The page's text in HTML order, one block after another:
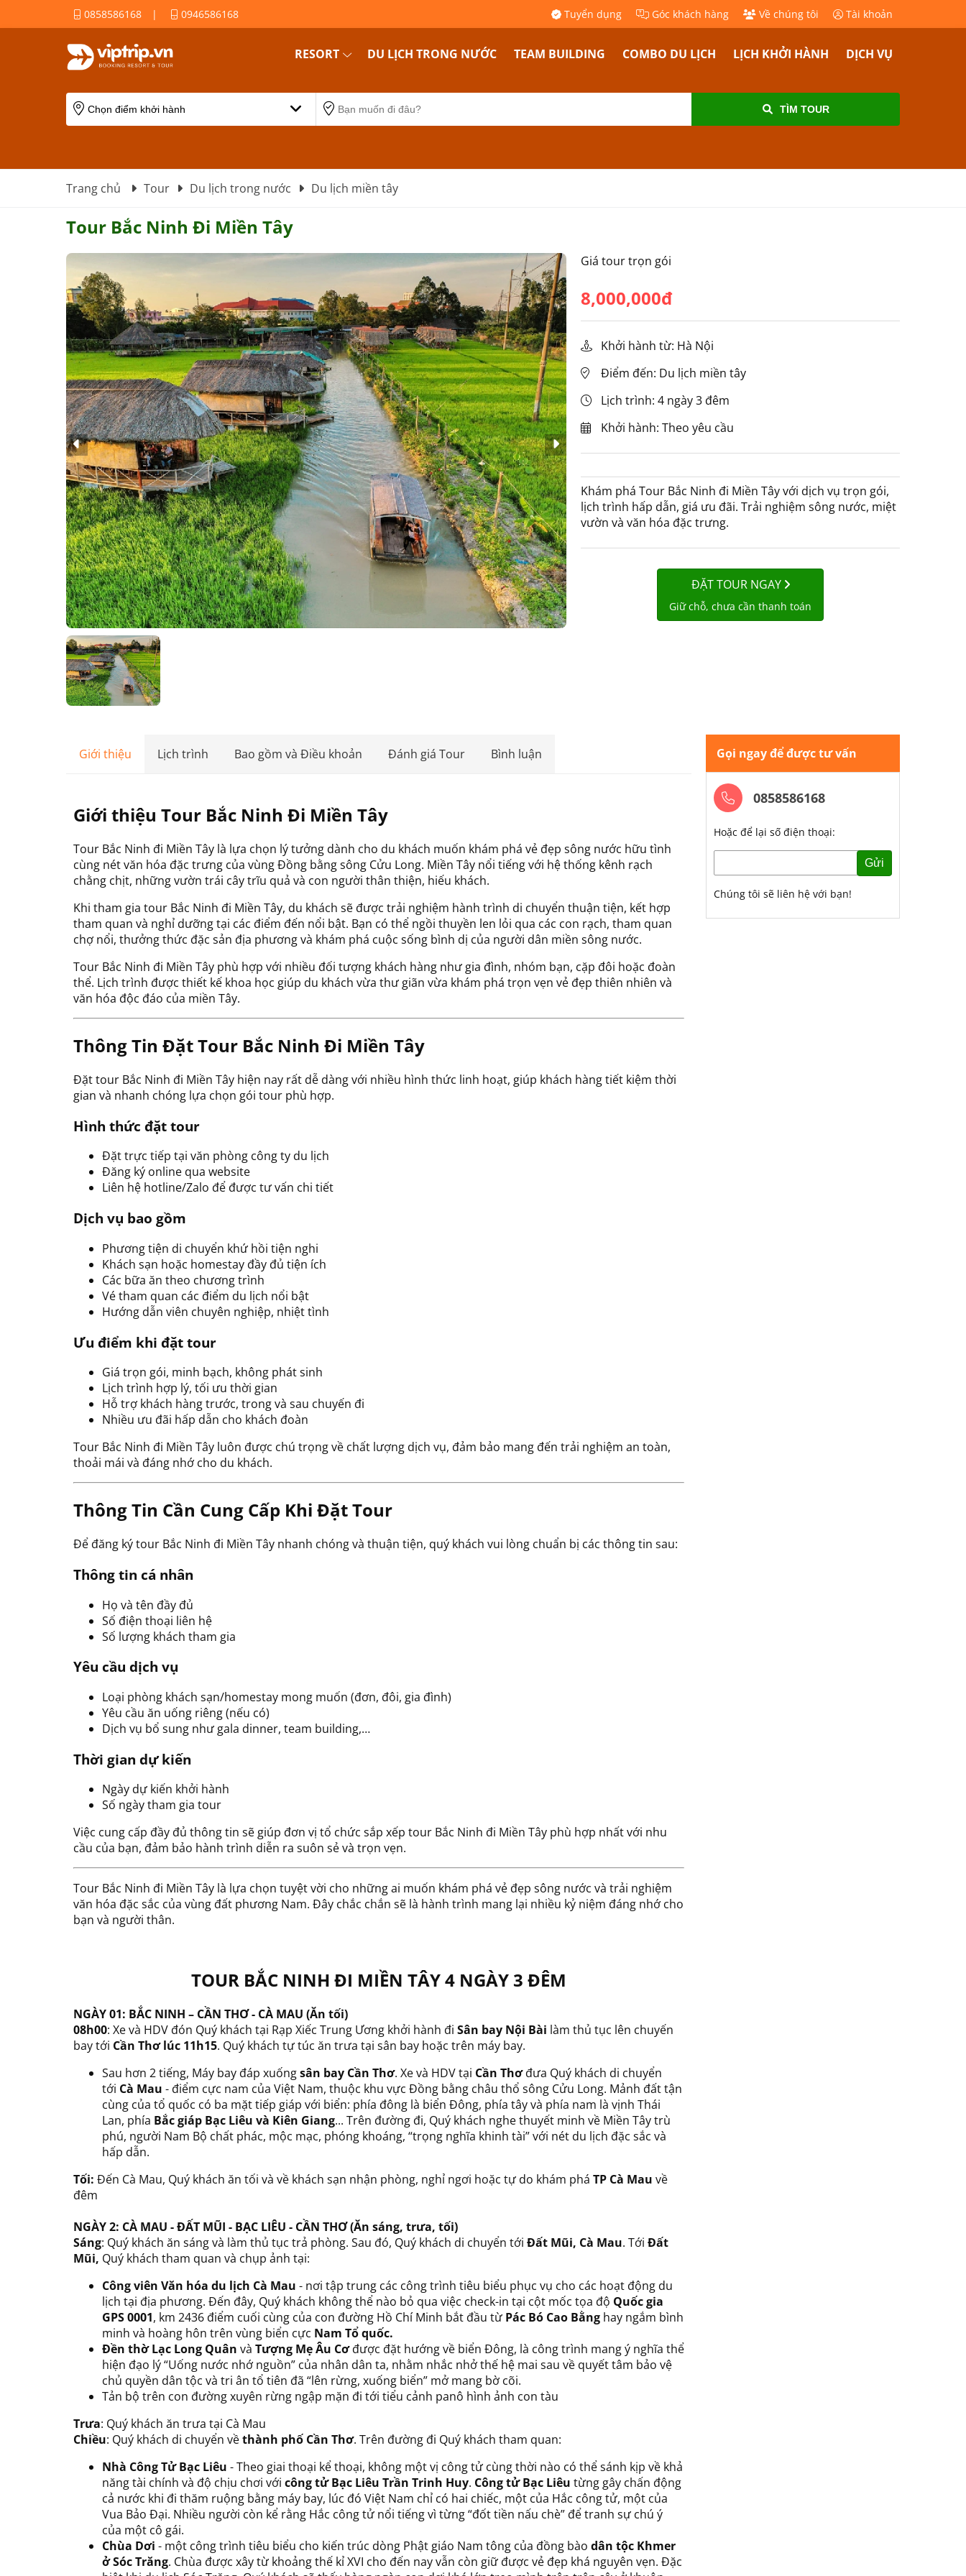
0858586168 | 0946586168 Tuyển dụng Góc khách hàng Về chúng tôi Tài khoản
RESORT DU LỊCH TRONG NƯỚC TEAM BUILDING COMBO DU LỊCH LỊCH KHỞI HÀNH DỊCH VỤ
TÌM TOUR
Trang chủ Tour Du lịch trong nước Du lịch miền tây
Tour Bắc Ninh Đi Miền Tây
Giá tour trọn gói
8,000,000đ
Khởi hành từ: Hà Nội
Điểm đến: Du lịch miền tây
Lịch trình: 4 ngày 3 đêm
Khởi hành: Theo yêu cầu
Khám phá Tour Bắc Ninh đi Miền Tây với dịch vụ trọn gói,
lịch trình hấp dẫn, giá ưu đãi. Trải nghiệm sông nước, miệt
vườn và văn hóa đặc trưng.
ĐẶT TOUR NGAY
Giữ chỗ, chưa cần thanh toán
Giới thiệu Lịch trình Bao gồm và Điều khoản Đánh giá Tour Bình luận
Giới thiệu Tour Bắc Ninh Đi Miền Tây
Tour Bắc Ninh đi Miền Tây là lựa chọn lý tưởng dành cho du khách muốn khám phá vẻ đẹp sông nước hữu tình
cùng nét văn hóa đặc trưng của vùng Đồng bằng sông Cửu Long. Miền Tây nổi tiếng với hệ thống kênh rạch
chằng chịt, những vườn trái cây trĩu quả và con người thân thiện, hiếu khách.
Khi tham gia tour Bắc Ninh đi Miền Tây, du khách sẽ được trải nghiệm hành trình di chuyển thuận tiện, kết hợp
tham quan và nghỉ dưỡng tại các điểm đến nổi bật. Bạn có thể ngồi thuyền len lỏi qua các con rạch, tham quan
chợ nổi, thưởng thức đặc sản địa phương và khám phá cuộc sống bình dị của người dân miền sông nước.
Tour Bắc Ninh đi Miền Tây phù hợp với nhiều đối tượng khách hàng như gia đình, nhóm bạn, cặp đôi hoặc đoàn
thể. Lịch trình được thiết kế khoa học giúp du khách vừa thư giãn vừa khám phá trọn vẹn vẻ đẹp thiên nhiên và
văn hóa độc đáo của miền Tây.
Thông Tin Đặt Tour Bắc Ninh Đi Miền Tây
Đặt tour Bắc Ninh đi Miền Tây hiện nay rất dễ dàng với nhiều hình thức linh hoạt, giúp khách hàng tiết kiệm thời
gian và nhanh chóng lựa chọn gói tour phù hợp.
Hình thức đặt tour
Đặt trực tiếp tại văn phòng công ty du lịch
Đăng ký online qua website
Liên hệ hotline/Zalo để được tư vấn chi tiết
Dịch vụ bao gồm
Phương tiện di chuyển khứ hồi tiện nghi
Khách sạn hoặc homestay đầy đủ tiện ích
Các bữa ăn theo chương trình
Vé tham quan các điểm du lịch nổi bật
Hướng dẫn viên chuyên nghiệp, nhiệt tình
Ưu điểm khi đặt tour
Giá trọn gói, minh bạch, không phát sinh
Lịch trình hợp lý, tối ưu thời gian
Hỗ trợ khách hàng trước, trong và sau chuyến đi
Nhiều ưu đãi hấp dẫn cho khách đoàn
Tour Bắc Ninh đi Miền Tây luôn được chú trọng về chất lượng dịch vụ, đảm bảo mang đến trải nghiệm an toàn,
thoải mái và đáng nhớ cho du khách.
Thông Tin Cần Cung Cấp Khi Đặt Tour
Để đăng ký tour Bắc Ninh đi Miền Tây nhanh chóng và thuận tiện, quý khách vui lòng chuẩn bị các thông tin sau:
Thông tin cá nhân
Họ và tên đầy đủ
Số điện thoại liên hệ
Số lượng khách tham gia
Yêu cầu dịch vụ
Loại phòng khách sạn/homestay mong muốn (đơn, đôi, gia đình)
Yêu cầu ăn uống riêng (nếu có)
Dịch vụ bổ sung như gala dinner, team building,…
Thời gian dự kiến
Ngày dự kiến khởi hành
Số ngày tham gia tour
Việc cung cấp đầy đủ thông tin sẽ giúp đơn vị tổ chức sắp xếp tour Bắc Ninh đi Miền Tây phù hợp nhất với nhu
cầu của bạn, đảm bảo hành trình diễn ra suôn sẻ và trọn vẹn.
Tour Bắc Ninh đi Miền Tây là lựa chọn tuyệt vời cho những ai muốn khám phá vẻ đẹp sông nước và trải nghiệm
văn hóa đặc sắc của vùng đất phương Nam. Đây chắc chắn sẽ là hành trình mang lại nhiều kỷ niệm đáng nhớ cho
bạn và người thân.
TOUR BẮC NINH ĐI MIỀN TÂY 4 NGÀY 3 ĐÊM
NGÀY 01: BẮC NINH – CẦN THƠ - CÀ MAU (Ăn tối)
08h00: Xe và HDV đón Quý khách tại Rạp Xiếc Trung Ương khởi hành đi Sân bay Nội Bài làm thủ tục lên chuyến
bay tới Cần Thơ lúc 11h15. Quý khách tự túc ăn trưa tại sân bay hoặc trên máy bay.
Sau hơn 2 tiếng, Máy bay đáp xuốngsân bay Cần Thơ. Xe và HDV tại Cần Thơđưa Quý khách di chuyển
tới Cà Mau - điểm cực nam của Việt Nam, thuộc khu vực Đồng bằng châu thổ sông Cửu Long. Mảnh đất tận
cùng của tổ quốc có ba mặt tiếp giáp với biển: phía đông là biển Đông, phía tây và phía nam là vịnh Thái
Lan, phía Bắc giáp Bạc Liêu và Kiên Giang... Trên đường đi, Quý khách nghe thuyết minh về Miền Tây trù
phú, người Nam Bộ chất phác, mộc mạc, phóng khoáng, “trọng nghĩa khinh tài” với nét du lịch đặc sắc và
hấp dẫn.
Tối: Đến Cà Mau, Quý khách ăn tối và về khách sạn nhận phòng, nghỉ ngơi hoặc tự do khám phá TP Cà Mau về
đêm
NGÀY 2: CÀ MAU - ĐẤT MŨI - BẠC LIÊU - CẦN THƠ (Ăn sáng, trưa, tối)
Sáng: Quý khách ăn sáng và làm thủ tục trả phòng. Sau đó, Quý khách di chuyển tới Đất Mũi, Cà Mau. Tới Đất
Mũi, Quý khách tham quan và chụp ảnh tại:
Công viên Văn hóa du lịch Cà Mau - nơi tập trung các công trình tiêu biểu phục vụ cho các hoạt động du
lịch tại địa phương. Đến đây, Quý khách không thể nào bỏ qua việc check-in tại cột mốc tọa độ Quốc gia
GPS 0001, km 2436 điểm cuối cùng của con đường Hồ Chí Minh bắt đầu từ Pác Bó Cao Bằng hay ngắm bình
minh và hoàng hôn trên vùng biển cực Nam Tổ quốc.
Đền thờ Lạc Long Quân và Tượng Mẹ Âu Cơđược đặt hướng về biển Đông, là công trình mang ý nghĩa thể
hiện đạo lý “Uống nước nhớ nguồn” của nhân dân ta, nhằm nhắc nhở thế hệ mai sau về quyết tâm bảo vệ
chủ quyền dân tộc và tri ân tổ tiên đã “lên rừng, xuống biển” mở mang bờ cõi.
Tản bộ trên con đường xuyên rừng ngập mặn đi tới tiểu cảnh panô hình ảnh con tàu
Trưa: Quý khách ăn trưa tại Cà Mau
Chiều: Quý khách di chuyển vềthành phố Cần Thơ. Trên đường đi Quý khách tham quan:
Nhà Công Tử Bạc Liêu - Theo giai thoại kể thoại, không một vị công tử cùng thời nào có thể sánh kịp về khả
năng tài chính và độ chịu chơi với công tử Bạc Liêu Trần Trinh Huy. Công tử Bạc Liêu từng gây chấn động
cả nước khi đi thăm ruộng bằng máy bay, lúc đó Việt Nam chỉ có hai chiếc, một của Hắc công tử, một của
Vua Bảo Đại. Nhiều người còn kể rằng Hắc công tử nổi tiếng vì từng “đốt tiền nấu chè” để tranh sự chú ý
của một cô gái.
Chùa Dơi - một công trình tiêu biểu cho kiến trúc dòng Phật giáo Nam tông của đồng bào dân tộc Khmer
ở Sóc Trăng. Chùa được xây từ khoảng thế kỉ XVI cho đến nay vẫn còn giữ được vẻ đẹp khá nguyên vẹn. Đặc
Gọi ngay để được tư vấn
0858586168
Hoặc để lại số điện thoại:
Gửi
Chúng tôi sẽ liên hệ với bạn!